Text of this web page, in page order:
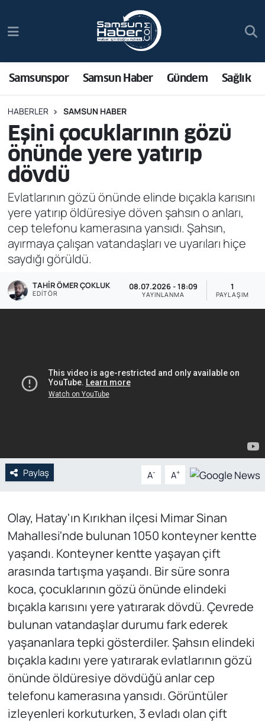
Samsunspor Samsun Haber Gündem Sağlık
HABERLER SAMSUN HABER
Eşini çocuklarının gözü
önünde yere yatırıp
dövdü
Evlatlarının gözü önünde elinde bıçakla karısını
yere yatırıp öldüresiye döven şahsın o anları,
cep telefonu kamerasına yansıdı. Şahsın,
ayırmaya çalışan vatandaşları ve uyarıları hiçe
saydığı görüldü.
TAHIR ÖMER ÇOKLUK
EDITÖR
08.07.2026 - 18:09
YAYINLANMA
1
PAYLAŞIM
Paylaş A- A+
Olay, Hatay'ın Kırıkhan ilçesi Mimar Sinan
Mahallesi'nde bulunan 1050 konteyner kentte
yaşandı. Konteyner kentte yaşayan çift
arasında tartışma yaşandı. Bir süre sonra
koca, çocuklarının gözü önünde elindeki
bıçakla karısını yere yatırarak dövdü. Çevrede
bulunan vatandaşlar durumu fark ederek
yaşananlara tepki gösterdiler. Şahsın elindeki
bıçakla kadını yere yatırarak evlatlarının gözü
önünde öldüresiye dövdüğü anlar cep
telefonu kamerasına yansıdı. Görüntüler
izleyenleri korkuturken, 3 evladı olan çift
Samsun Haber
Sağlık
Asayiş
Bilim ve Teknoloji
Bölge
Dünya
Ekonomi
Genel
POLİTİKA
Web Tv
Trafik Durumu
Süper Lig Puan Durumu ve Fikstür
Tüm Manşetler
Son Dakika Haberleri
Haber Arşivi